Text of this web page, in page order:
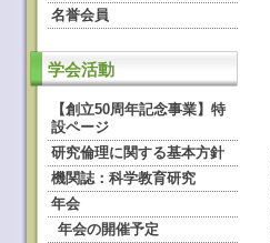
名誉会員
学会活動
【創立50周年記念事業】特
設ページ
研究倫理に関する基本方針
機関誌：科学教育研究
年会
年会の開催予定